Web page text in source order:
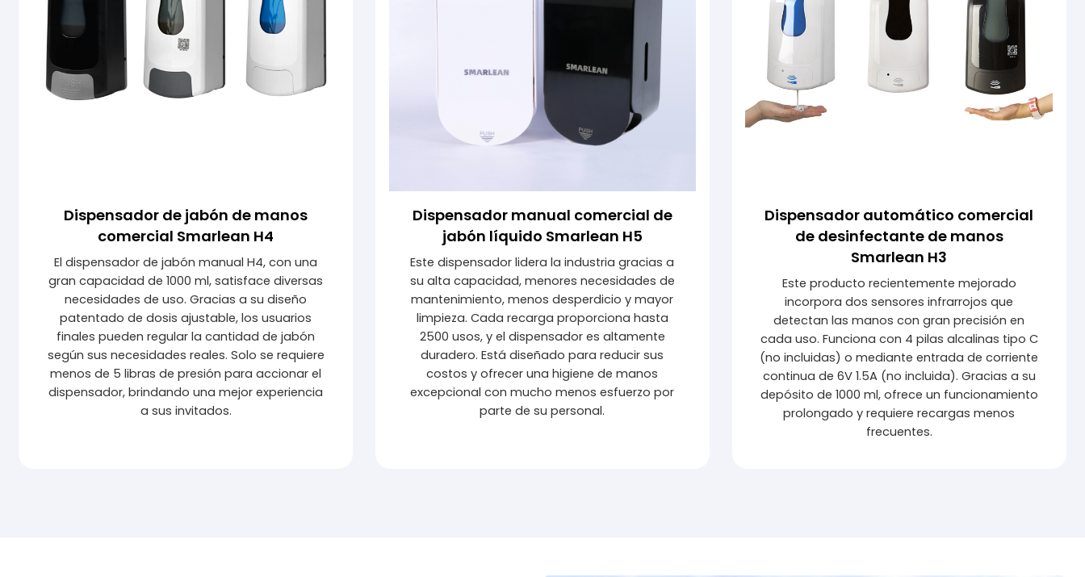
Dispensador de jabón de manos
comercial Smarlean H4
El dispensador de jabón manual H4, con una
gran capacidad de 1000 ml, satisface diversas
necesidades de uso. Gracias a su diseño
patentado de dosis ajustable, los usuarios
finales pueden regular la cantidad de jabón
según sus necesidades reales. Solo se requiere
menos de 5 libras de presión para accionar el
dispensador, brindando una mejor experiencia
a sus invitados.
Dispensador manual comercial de
jabón líquido Smarlean H5
Este dispensador lidera la industria gracias a
su alta capacidad, menores necesidades de
mantenimiento, menos desperdicio y mayor
limpieza. Cada recarga proporciona hasta
2500 usos, y el dispensador es altamente
duradero. Está diseñado para reducir sus
costos y ofrecer una higiene de manos
excepcional con mucho menos esfuerzo por
parte de su personal.
Dispensador automático comercial
de desinfectante de manos
Smarlean H3
Este producto recientemente mejorado
incorpora dos sensores infrarrojos que
detectan las manos con gran precisión en
cada uso. Funciona con 4 pilas alcalinas tipo C
(no incluidas) o mediante entrada de corriente
continua de 6V 1.5A (no incluida). Gracias a su
depósito de 1000 ml, ofrece un funcionamiento
prolongado y requiere recargas menos
frecuentes.